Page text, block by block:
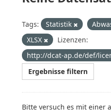
Tags: Statistik
XLSX
Lizenzen:
http://dcat-ap.de/def/
Ergebnisse filtern
Bitte versuch es mit einer